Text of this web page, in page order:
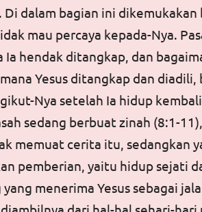
dalam bagian ini
mau percaya kepada-Nya.
hendak ditangkap, dan
Yesus ditangkap dan
Nya setelah Ia hidup
sedang berbuat zinah (8:1-
memuat cerita itu, sedangkan
pemberian, yaitu hidup sejati
menerima Yesus sebagai